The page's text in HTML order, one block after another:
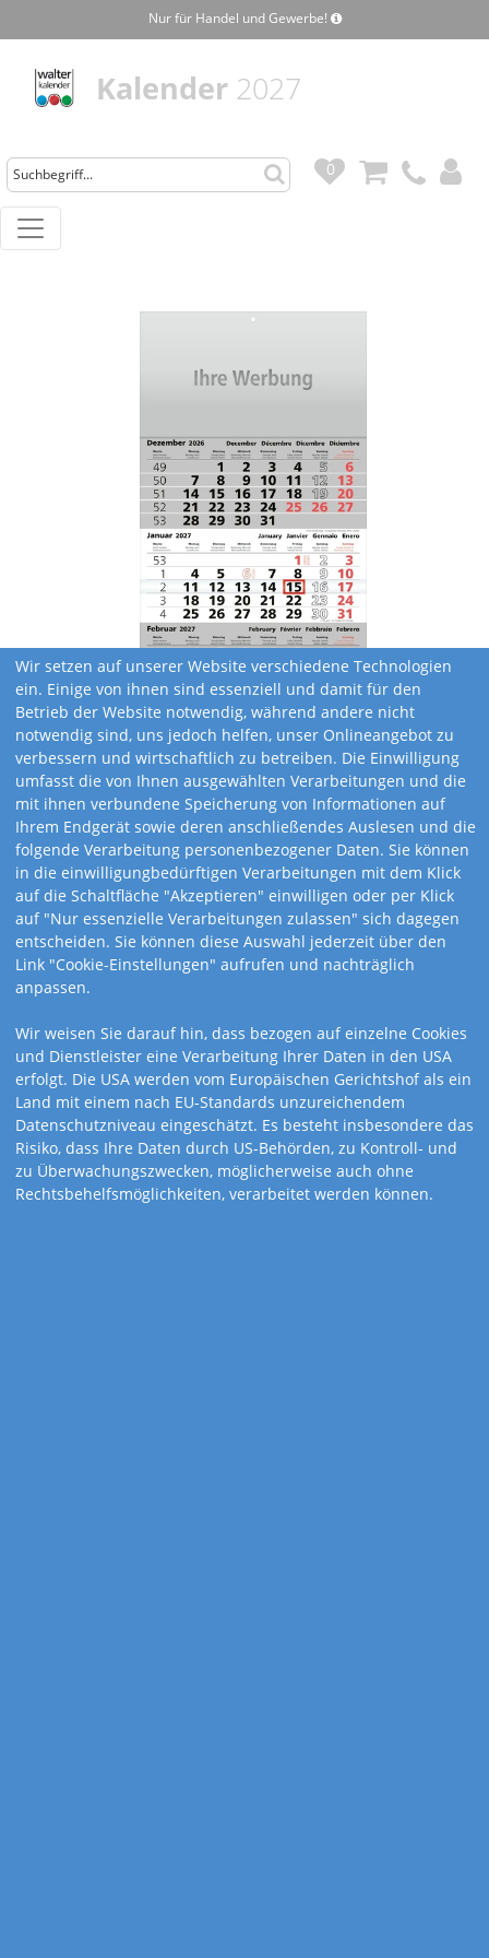
Nur für Handel und Gewerbe!
Kalender 2027
0
Kalendervarianten
Wir setzen auf unserer Website verschiedene Technologien
ein. Einige von ihnen sind essenziell und damit für den
Betrieb der Website notwendig, während andere nicht
notwendig sind, uns jedoch helfen, unser Onlineangebot zu
verbessern und wirtschaftlich zu betreiben. Die Einwilligung
umfasst die von Ihnen ausgewählten Verarbeitungen und die
mit ihnen verbundene Speicherung von Informationen auf
Ihrem Endgerät sowie deren anschließendes Auslesen und die
folgende Verarbeitung personenbezogener Daten. Sie können
in die einwilligungbedürftigen Verarbeitungen mit dem Klick
auf die Schaltfläche "Akzeptieren" einwilligen oder per Klick
auf "Nur essenzielle Verarbeitungen zulassen" sich dagegen
entscheiden. Sie können diese Auswahl jederzeit über den
Link "Cookie-Einstellungen" aufrufen und nachträglich
anpassen.
Wir weisen Sie darauf hin, dass bezogen auf einzelne Cookies
und Dienstleister eine Verarbeitung Ihrer Daten in den USA
erfolgt. Die USA werden vom Europäischen Gerichtshof als ein
Land mit einem nach EU-Standards unzureichendem
Datenschutzniveau eingeschätzt. Es besteht insbesondere das
Risiko, dass Ihre Daten durch US-Behörden, zu Kontroll- und
zu Überwachungszwecken, möglicherweise auch ohne
Rechtsbehelfsmöglichkeiten, verarbeitet werden können.